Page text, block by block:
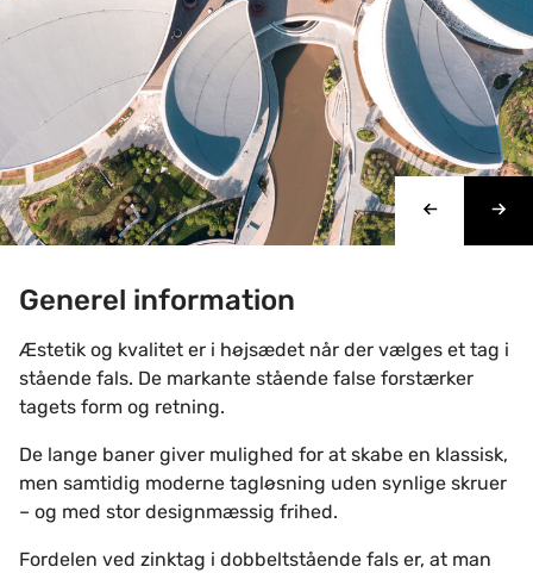
Generel information
Æstetik og kvalitet er i højsædet når der vælges et tag i
stående fals. De markante stående false forstærker
tagets form og retning.
De lange baner giver mulighed for at skabe en klassisk,
men samtidig moderne tagløsning uden synlige skruer
– og med stor designmæssig frihed.
Fordelen ved zinktag i dobbeltstående fals er, at man